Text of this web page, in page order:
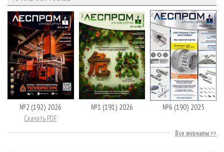
№2 (192) 2026
Скачать PDF
№1 (191) 2026 №6 (190) 2025
Все журналы